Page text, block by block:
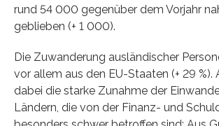
rund 54 000 gegenüber dem Vorjahr
geblieben (+ 1 000).
Die Zuwanderung ausländischer
vor allem aus den EU-Staaten (+ 29 %).
dabei die starke Zunahme der
Ländern, die von der Finanz- und